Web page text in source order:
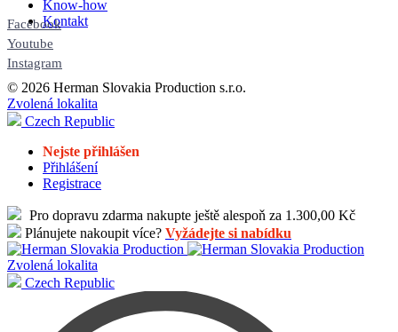
Know-how
Kontakt
Facebook
Youtube
Instagram
© 2026 Herman Slovakia Production s.r.o.
Zvolená lokalita
Czech Republic
Nejste přihlášen
Přihlášení
Registrace
Pro dopravu zdarma nakupte ještě alespoň za 1.300,00 Kč
Plánujete nakoupit více? Vyžádejte si nabídku
Zvolená lokalita
Czech Republic